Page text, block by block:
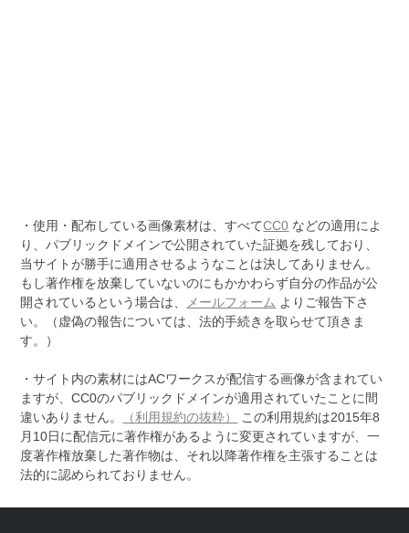
・使用・配布している画像素材は、すべてCC0 などの適用によ
り、パブリックドメインで公開されていた証拠を残しており、
当サイトが勝手に適用させるようなことは決してありません。
もし著作権を放棄していないのにもかかわらず自分の作品が公
開されているという場合は、
メールフォーム よりご報告下さ
い。（虚偽の報告については、法的手続きを取らせて頂きま
す。）
・サイト内の素材にはACワークスが配信する画像が含まれてい
ますが、CC0のパブリックドメインが適用されていたことに間
違いありません。
（利用規約の抜粋）
この利用規約は2015年8
月10日に配信元に著作権があるように変更されていますが、一
度著作権放棄した著作物は、それ以降著作権を主張することは
法的に認められておりません。